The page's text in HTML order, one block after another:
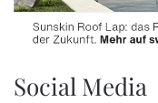
Social Media